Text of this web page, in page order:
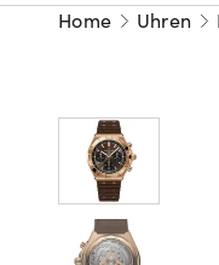
Home Uhren